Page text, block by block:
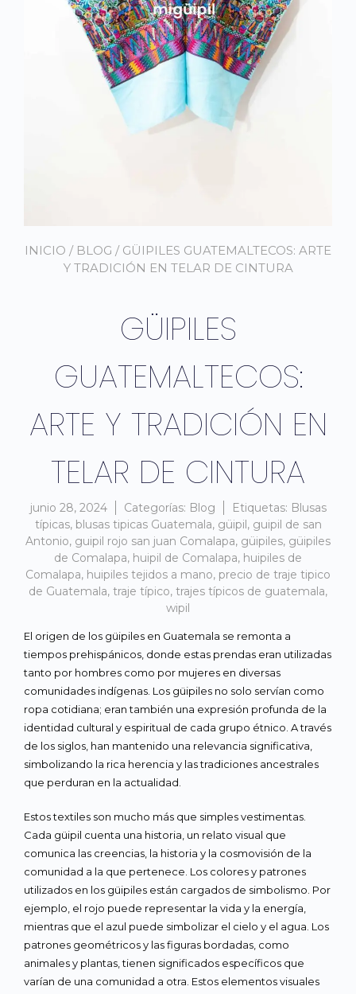
INICIO / BLOG / GÜIPILES GUATEMALTECOS: ARTE
Y TRADICIÓN EN TELAR DE CINTURA
GÜIPILES
GUATEMALTECOS:
ARTE Y TRADICIÓN EN
TELAR DE CINTURA
junio 28, 2024 Categorías: Blog Etiquetas: Blusas
típicas, blusas tipicas Guatemala, güipil , guipil de san
Antonio, guipil rojo san juan Comalapa, güipiles, güipiles
de Comalapa, huipil de Comalapa, huipiles de
Comalapa, huipiles tejidos a mano, precio de traje tipico
de Guatemala, traje típico, trajes típicos de guatemala,
wipil
El origen de los güipiles en Guatemala se remonta a
tiempos prehispánicos, donde estas prendas eran utilizadas
tanto por hombres como por mujeres en diversas
comunidades indígenas. Los güipiles no solo servían como
ropa cotidiana; eran también una expresión profunda de la
identidad cultural y espiritual de cada grupo étnico. A través
de los siglos, han mantenido una relevancia significativa,
simbolizando la rica herencia y las tradiciones ancestrales
que perduran en la actualidad.
Estos textiles son mucho más que simples vestimentas.
Cada güipil cuenta una historia, un relato visual que
comunica las creencias, la historia y la cosmovisión de la
comunidad a la que pertenece. Los colores y patrones
utilizados en los güipiles están cargados de simbolismo. Por
ejemplo, el rojo puede representar la vida y la energía,
mientras que el azul puede simbolizar el cielo y el agua. Los
patrones geométricos y las figuras bordadas, como
animales y plantas, tienen significados específicos que
varían de una comunidad a otra. Estos elementos visuales